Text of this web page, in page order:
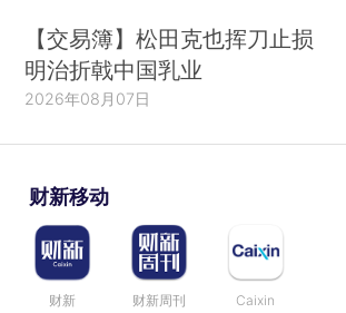
【交易簿】松田克也挥刀止损
明治折戟中国乳业
2026年08月07日
财新移动
财新 财新周刊 Caixin